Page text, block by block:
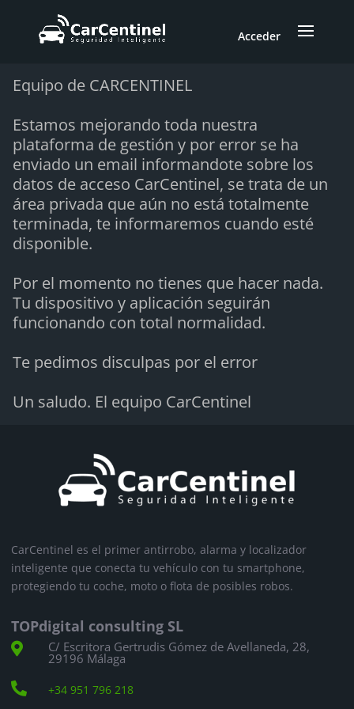
Acceder
Equipo de CARCENTINEL
Estamos mejorando toda nuestra
plataforma de gestión y por error se ha
enviado un email informandote sobre los
datos de acceso CarCentinel, se trata de un
área privada que aún no está totalmente
terminada, te informaremos cuando esté
disponible.
Por el momento no tienes que hacer nada.
Tu dispositivo y aplicación seguirán
funcionando con total normalidad.
Te pedimos disculpas por el error
Un saludo. El equipo CarCentinel
CarCentinel es el primer antirrobo, alarma y localizador
inteligente que conecta tu vehículo con tu smartphone,
protegiendo tu coche, moto o flota de posibles robos.
TOPdigital consulting SL
 C/ Escritora Gertrudis Gómez de Avellaneda, 28,
29196 Málaga
 +34 951 796 218